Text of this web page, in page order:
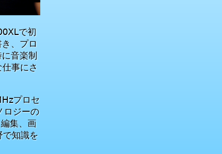
で初
、プロ
音楽制
事にさ
プロセ
ロジーの
集、画
知識を